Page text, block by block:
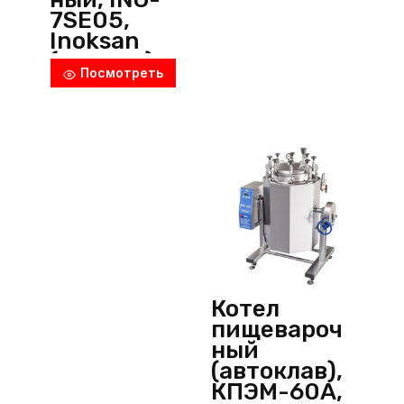
7SE05,
Inoksan
(Турция)
Посмотреть
Котел
пищевароч
ный
(автоклав),
КПЭМ-60А,